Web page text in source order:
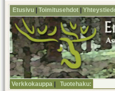
Etusivu Toimitusehdot
Verkkokauppa Tuotehaku: